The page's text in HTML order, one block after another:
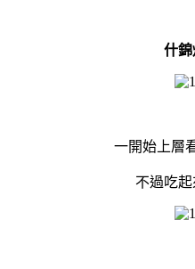
什
一開始上層
不過吃